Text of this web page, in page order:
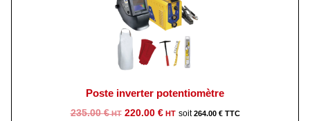
Poste inverter potentiomètre
235.00€
Le
220.00 €
Le
264.00 €